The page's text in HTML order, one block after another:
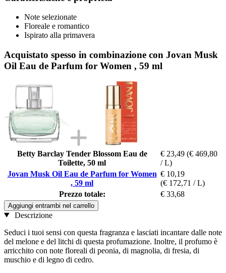
Note selezionate
Floreale e romantico
Ispirato alla primavera
Acquistato spesso in combinazione con Jovan Musk
Oil Eau de Parfum for Women , 59 ml
Betty Barclay Tender Blossom Eau de
Toilette, 50 ml
€ 23,49 (€ 469,80
/ L)
Jovan Musk Oil Eau de Parfum for Women
, 59 ml
€ 10,19
(€ 172,71 / L)
Prezzo totale:
€ 33,68
Aggiungi entrambi nel carrello
Descrizione
Seduci i tuoi sensi con questa fragranza e lasciati incantare dalle note
del melone e del litchi di questa profumazione. Inoltre, il profumo è
arricchito con note floreali di peonia, di magnolia, di fresia, di
muschio e di legno di cedro.